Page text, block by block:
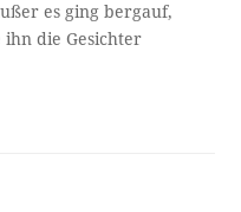
es ging bergauf,
die Gesichter